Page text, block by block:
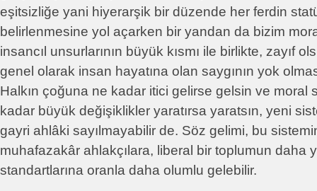
eşitsizliğe yani hiyerarşik bir düzende her ferdin
belirlenmesine yol açarken bir yandan da bizim
insancıl unsurlarının büyük kısmı ile birlikte, zayıf
genel olarak insan hayatına olan saygının yok
Halkın çoğuna ne kadar itici gelirse gelsin ve moral
kadar büyük değişiklikler yaratırsa yaratsın, yeni
gayri ahlâki sayılmayabilir de. Söz gelimi, bu
muhafazakâr ahlakçılara, liberal bir toplumun daha
standartlarına oranla daha olumlu gelebilir.